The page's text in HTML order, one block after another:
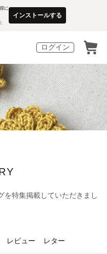
に
インストールする
ログイン
を特集掲載していただきまし
レビュー レター